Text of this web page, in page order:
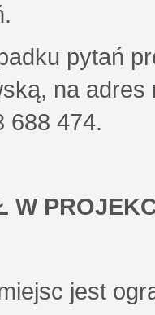
pytań
na adres
688 474.
W
jest